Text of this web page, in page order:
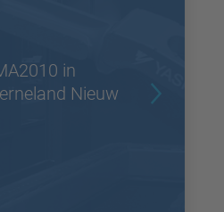
in
Nieuw